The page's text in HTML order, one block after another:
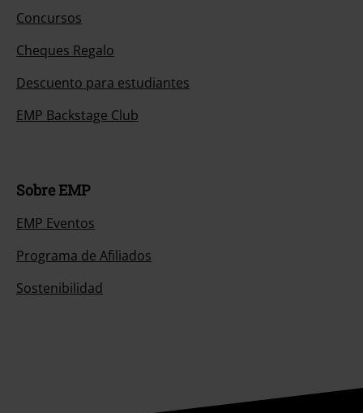
Concursos
Cheques Regalo
Descuento para estudiantes
EMP Backstage Club
Sobre EMP
EMP Eventos
Programa de Afiliados
Sostenibilidad